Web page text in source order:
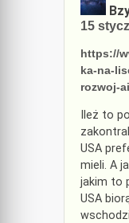
15
https://
ka-na-
rozwoj-
Ileż to
USA
mieli. A
jakim to
USA